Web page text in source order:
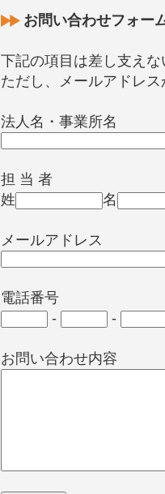
お問い合わせフォー
下記の項目は差し支えな
ただし、メールアドレ
法人名・事業所名
担 当 者
姓
名
メールアドレス
電話番号
-
-
お問い合わせ内容